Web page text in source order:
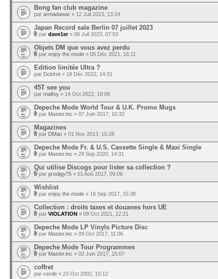
Bong fan club magazine
par armadawar » 12 Juil 2023, 13:24
Japan Record sale Berlin 07 juillet 2023
par dave1er» 08 Juil 2023, 07:53
Objets DM que vous avez perdu
par enjoy the mode » 05 Déc 2021, 16:11
Edition limitée Ultra ?
par Dcklrnt » 18 Déc 2022, 14:31
45T see you
par malfoy » 14 Oct 2022, 18:09
Depeche Mode World Tour & U.K. Promo Mugs
par Master.inc » 07 Juin 2017, 10:32
Magazines
par DMac » 01 Nov 2013, 15:28
Depeche Mode Fr. & U.S. Cassette Single & Maxi Single
par Master.inc » 29 Sep 2020, 14:31
Qui utilise Discogs pour lister sa collection ?
par prodigy75 » 01 Aoû 2017, 09:06
Wishlist
par enjoy the mode » 16 Sep 2017, 15:38
Collection : droits taxes et douanes hors UE
par VIOLATION » 09 Oct 2021, 12:21
Depeche Mode LP Vinyls Picture Disc
par Master.inc » 09 Oct 2017, 11:06
Depeche Mode Tour Programmes
par Master.inc » 02 Juin 2017, 15:07
coffret
par cecile » 23 Oct 2002, 15:12